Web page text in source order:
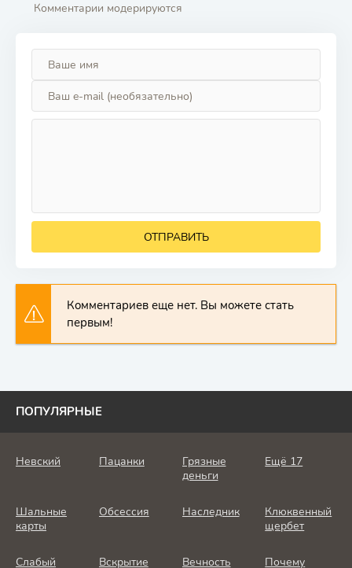
Комментарии модерируются
ОТПРАВИТЬ
Комментариев еще нет. Вы можете стать
первым!
ПОПУЛЯРНЫЕ
Невский Пацанки
Грязные
деньги
Ещё 17
Шальные
карты
Обсессия Наследник
Клюквенный
щербет
Слабый
Вскрытие
Вечность
Почему